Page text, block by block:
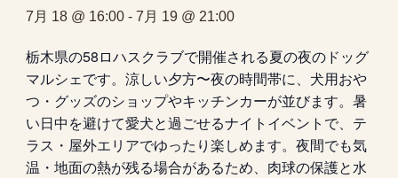
7月 18 @ 16:00- 7月 19 @ 21:00
栃木県の58ロハスクラブで開催される夏の夜のドッグ
マルシェです。涼しい夕方〜夜の時間帯に、犬用おや
つ・グッズのショップやキッチンカーが並びます。暑
い日中を避けて愛犬と過ごせるナイトイベントで、テ
ラス・屋外エリアでゆったり楽しめます。夜間でも気
温・地面の熱が残る場合があるため、肉球の保護と水